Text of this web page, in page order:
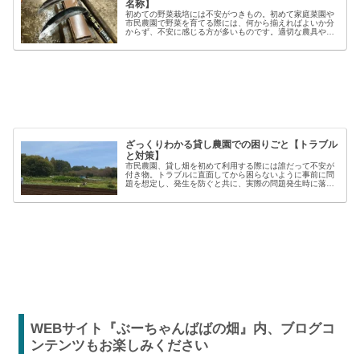
名称】
初めての野菜栽培には不安がつきもの。初めて家庭菜園や
市民農園で野菜を育てる際には、何から揃えればよいか分
からず、不安に感じる方が多いものです。適切な農具や資
しますが、種類も多く、初心者には...
ざっくりわかる貸し農園での困りごと【トラブル
と対策】
市民農園、貸し畑を初めて利用する際には誰だって不安が
付き物。トラブルに直面してから困らないように事前に問
題を想定し、発生を防ぐと共に、実際の問題発生時に落ち
【困った】と【トラブル】困りごとト...
WEBサイト『ぶーちゃんばばの畑』内、ブログコ
ンテンツもお楽しみください